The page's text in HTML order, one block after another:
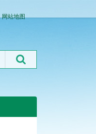
网站地图